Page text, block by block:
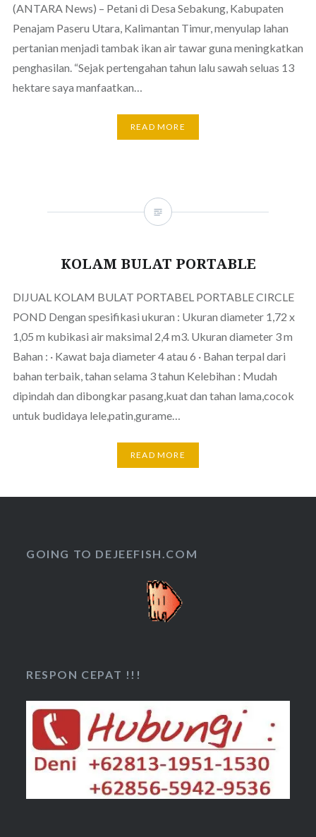
(ANTARA News) – Petani di Desa Sebakung, Kabupaten
Penajam Paseru Utara, Kalimantan Timur, menyulap lahan
pertanian menjadi tambak ikan air tawar guna meningkatkan
penghasilan. “Sejak pertengahan tahun lalu sawah seluas 13
hektare saya manfaatkan…
READ MORE
KOLAM BULAT PORTABLE
DIJUAL KOLAM BULAT PORTABEL PORTABLE CIRCLE
POND Dengan spesifikasi ukuran : Ukuran diameter 1,72 x
1,05 m kubikasi air maksimal 2,4 m3. Ukuran diameter 3 m
Bahan : · Kawat baja diameter 4 atau 6 · Bahan terpal dari
bahan terbaik, tahan selama 3 tahun Kelebihan : Mudah
dipindah dan dibongkar pasang,kuat dan tahan lama,cocok
untuk budidaya lele,patin,gurame…
READ MORE
GOING TO DEJEEFISH.COM
RESPON CEPAT !!!